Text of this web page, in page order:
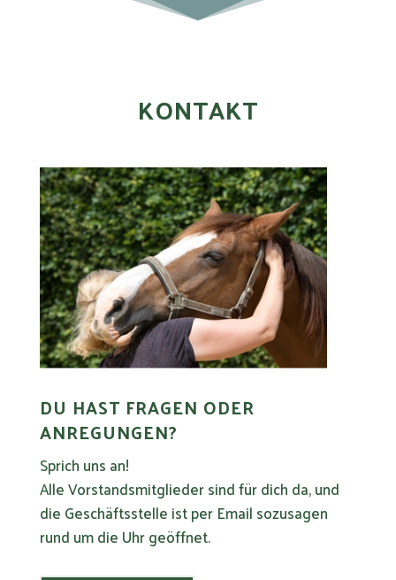
KONTAKT
DU HAST FRAGEN ODER
ANREGUNGEN?
Sprich uns an!
Alle Vorstandsmitglieder sind für dich da, und
die Geschäftsstelle ist per Email sozusagen
rund um die Uhr geöffnet.